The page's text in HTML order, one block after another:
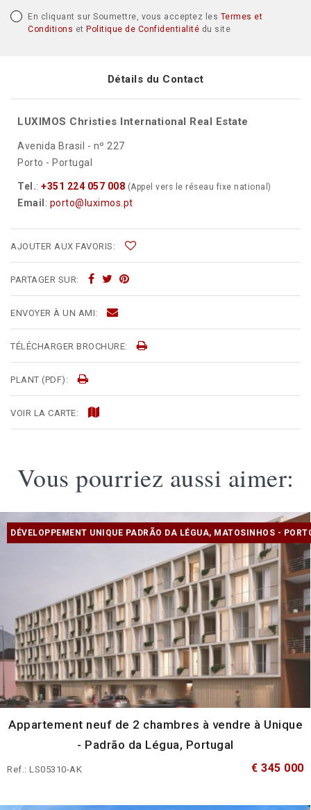
En cliquant sur Soumettre, vous acceptez les Termes et
Conditions et Politique de Confidentialité du site
Détails du Contact
LUXIMOS Christies International Real Estate
Avenida Brasil - nº 227
Porto - Portugal
Tel.: +351 224 057 008 (Appel vers le réseau fixe national)
Email : porto@luximos.pt
AJOUTER AUX FAVORIS:
PARTAGER SUR:
ENVOYER À UN AMI:
TÉLÉCHARGER BROCHURE:
PLANT (PDF):
VOIR LA CARTE:
Vous pourriez aussi aimer:
DÉVELOPPEMENT UNIQUE PADRÃO DA LÉGUA, MATOSINHOS -
Appartement neuf de 2 chambres à vendre à Unique
- Padrão da Légua, Portugal
Ref.: LS05310-AK € 345 000